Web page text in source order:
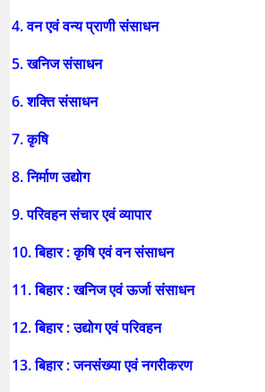
4. वन एवं वन्य प्राणी संसाधन
5. खनिज संसाधन
6. शक्ति संसाधन
7. कृषि
8. निर्माण उद्योग
9. परिवहन संचार एवं व्यापार
10. बिहार : कृषि एवं वन संसाधन
11. बिहार : खनिज एवं ऊर्जा संसाधन
12. बिहार : उद्योग एवं परिवहन
13. बिहार : जनसंख्या एवं नगरीकरण